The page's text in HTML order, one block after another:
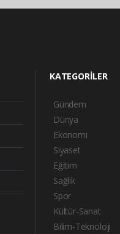
KATEGORİLER
Gündem
Dünya
Ekonomi
Siyaset
Eğitim
Sağlık
Spor
Kültür-Sanat
Bilim-Teknoloji